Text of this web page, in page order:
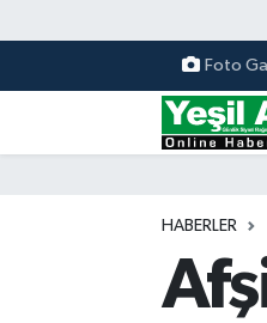
Foto
HABERLER
Vefatlar
Kahramanmaraş
Kahramanmaraş
Kahramanmaraş
Kahramanmaraş